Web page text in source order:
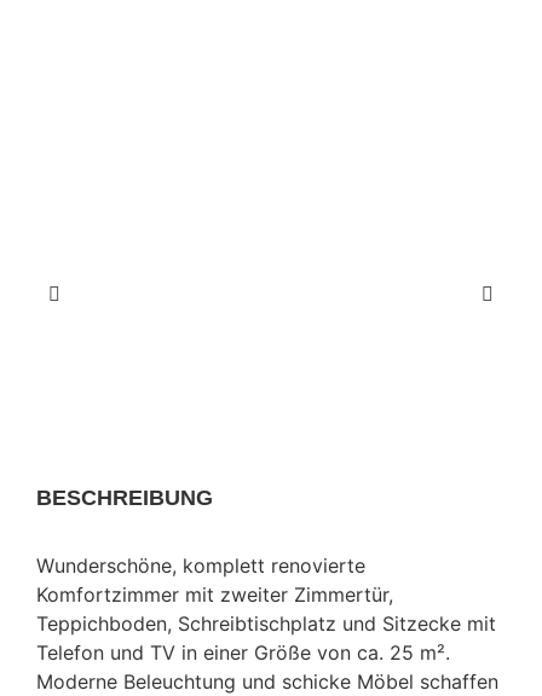
BESCHREIBUNG
Wunderschöne, komplett renovierte
Komfortzimmer mit zweiter Zimmertür,
Teppichboden, Schreibtischplatz und Sitzecke mit
Telefon und TV in einer Größe von ca. 25 m².
Moderne Beleuchtung und schicke Möbel schaffen